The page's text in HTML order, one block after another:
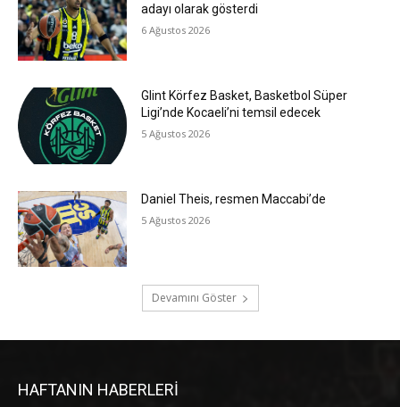
adayı olarak gösterdi
6 Ağustos 2026
Glint Körfez Basket, Basketbol Süper
Ligi’nde Kocaeli’ni temsil edecek
5 Ağustos 2026
Daniel Theis, resmen Maccabi’de
5 Ağustos 2026
Devamını Göster
HAFTANIN HABERLERİ